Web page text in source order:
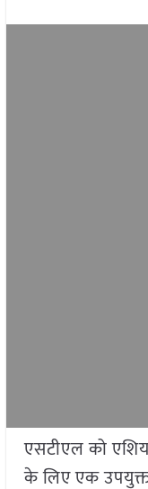
एसटीएल को
के लिए एक